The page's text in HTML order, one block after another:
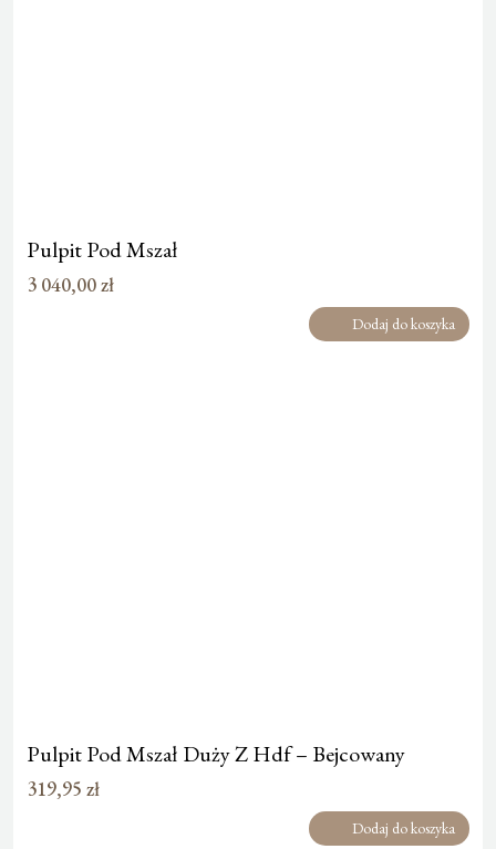
Pulpit Pod Mszał
3 040,00zł
Dodaj do koszyka
Pulpit Pod Mszał Duży Z Hdf – Bejcowany
319,95 zł
Dodaj do koszyka